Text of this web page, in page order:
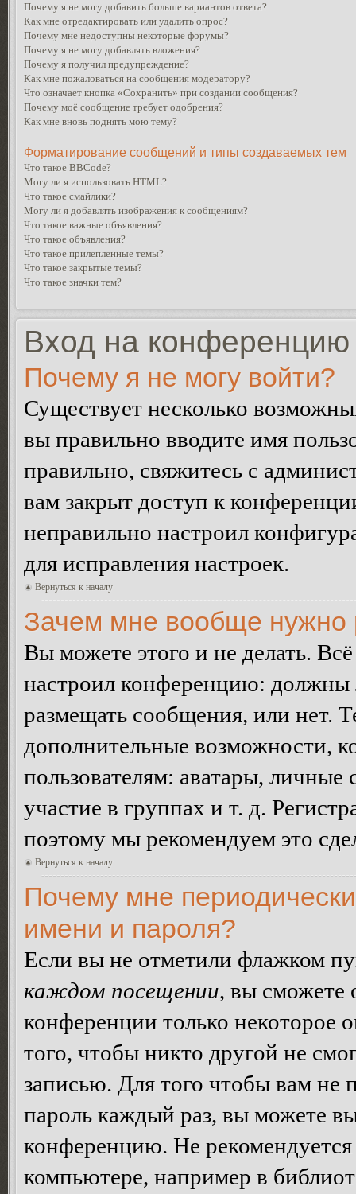
Почему я не могу добавить больше вариантов ответа?
Как мне отредактировать или удалить опрос?
Почему мне недоступны некоторые форумы?
Почему я не могу добавлять вложения?
Почему я получил предупреждение?
Как мне пожаловаться на сообщения модератору?
Что означает кнопка «Сохранить» при создании сообщения?
Почему моё сообщение требует одобрения?
Как мне вновь поднять мою тему?
Форматирование сообщений и типы создаваемых тем
Что такое BBCode?
Могу ли я использовать HTML?
Что такое смайлики?
Могу ли я добавлять изображения к сообщениям?
Что такое важные объявления?
Что такое объявления?
Что такое прилепленные темы?
Что такое закрытые темы?
Что такое значки тем?
Вход на конференцию
Почему я не могу войти?
Существует несколько
вы правильно вводите имя
правильно, свяжитесь с
вам закрыт доступ к
неправильно настроил
для исправления настроек.
Вернуться к началу
Зачем мне вообще нужно
Вы можете этого и не делать.
настроил конференцию: должны
размещать сообщения, или нет.
дополнительные возможности,
пользователям: аватары,
участие в группах и т. д.
поэтому мы рекомендуем это
Вернуться к началу
Почему мне
имени и пароля?
Если вы не отметили флажком
каждом посещении, вы сможете
конференции только некоторое
того, чтобы никто другой не
записью. Для того чтобы вам не
пароль каждый раз, вы можете
конференцию. Не
компьютере, например в